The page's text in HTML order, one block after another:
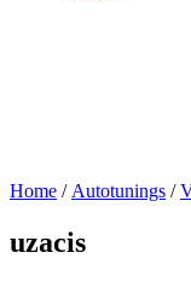
Home / Autotunings /
uzacis